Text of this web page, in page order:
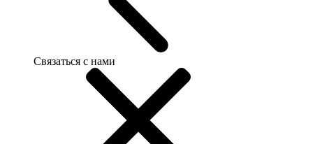
Связаться с нами